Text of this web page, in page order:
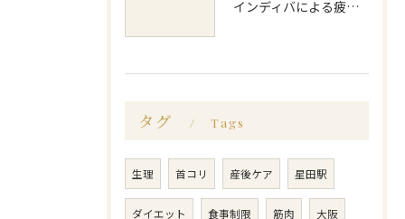
インディバによる疲労回復の効果的なメソッドと持続力を徹底解説
タグ Tags
生理 首コリ 産後ケア 星田駅
ダイエット 食事制限 筋肉 大阪